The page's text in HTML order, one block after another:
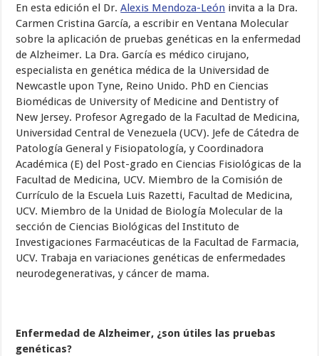
En esta edición el Dr.Alexis Mendoza-León invita a la Dra.
Carmen Cristina García, a escribir en Ventana Molecular
sobre la aplicación de pruebas genéticas en la enfermedad
de Alzheimer. La Dra. García es médico cirujano,
especialista en genética médica de la Universidad de
Newcastle upon Tyne, Reino Unido. PhD en Ciencias
Biomédicas de University of Medicine and Dentistry of
New Jersey. Profesor Agregado de la Facultad de Medicina,
Universidad Central de Venezuela (UCV). Jefe de Cátedra de
Patología General y Fisiopatología, y Coordinadora
Académica (E) del Post-grado en Ciencias Fisiológicas de la
Facultad de Medicina, UCV. Miembro de la Comisión de
Currículo de la Escuela Luis Razetti, Facultad de Medicina,
UCV. Miembro de la Unidad de Biología Molecular de la
sección de Ciencias Biológicas del Instituto de
Investigaciones Farmacéuticas de la Facultad de Farmacia,
UCV. Trabaja en variaciones genéticas de enfermedades
neurodegenerativas, y cáncer de mama.
Enfermedad de Alzheimer, ¿son útiles las pruebas
genéticas?